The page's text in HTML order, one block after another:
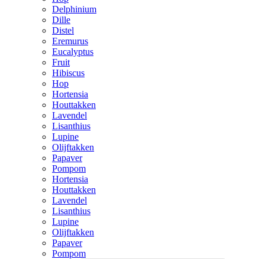
Delphinium
Dille
Distel
Eremurus
Eucalyptus
Fruit
Hibiscus
Hop
Hortensia
Houttakken
Lavendel
Lisanthius
Lupine
Olijftakken
Papaver
Pompom
Hortensia
Houttakken
Lavendel
Lisanthius
Lupine
Olijftakken
Papaver
Pompom